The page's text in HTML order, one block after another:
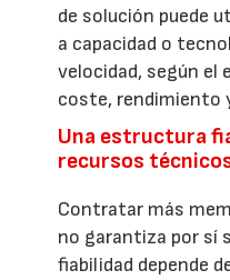
de solución puede
a capacidad o
velocidad, según el
coste, rendimiento
Una estructura
recursos
Contratar más
no garantiza por sí
fiabilidad depende